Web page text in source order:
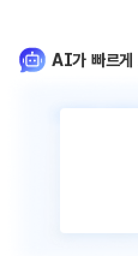
AI가 빠르게